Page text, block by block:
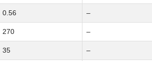
0.56 –
270 –
35 –